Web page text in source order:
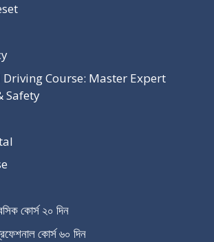
Course: Master Expert
Safety
কোর্স ২০ দিন
কোর্স ৬০ দিন